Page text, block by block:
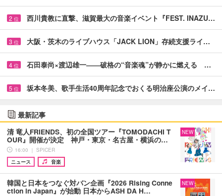
2 位 西川貴教に直撃、滋賀最大の音楽イベント『FEST. INAZU…
3 位 大阪・茨木のライブハウス「JACK LION」存続支援ライ…
4 位 石田泰尚×渡辺雄一――破格の“音楽魂”が静かに燃える …
5 位 坂本冬美、歌手生活40周年記念でおくる明治座公演のメイ…
最新記事
清 竜人FRIENDS、初の全国ツアー『TOMODACHI T
OUR』開催が決定 神戸・東京・名古屋・横浜の…
16:00 ｜ SPICER
ニュース
音楽
NEW
韓国と日本をつなぐ対バン企画『2026 Rising Conne
ction in Japan』が始動 日本からASH DA H…
NEW